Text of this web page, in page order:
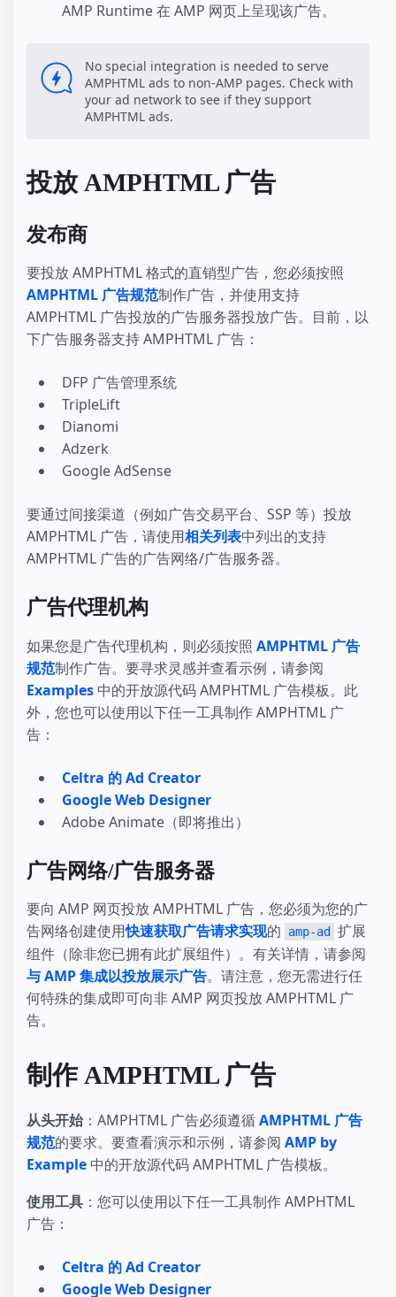
AMP Runtime 在 AMP 网页上呈现该广告。
No special integration is needed to serve
AMPHTML ads to non-AMP pages. Check with
your ad network to see if they support
AMPHTML ads.
投放 AMPHTML 广告
发布商
要投放 AMPHTML 格式的直销型广告，您必须按照
AMPHTML 广告规范制作广告，并使用支持
AMPHTML 广告投放的广告服务器投放广告。目前，以
下广告服务器支持 AMPHTML 广告：
DFP 广告管理系统
TripleLift
Dianomi
Adzerk
Google AdSense
要通过间接渠道（例如广告交易平台、SSP 等）投放
AMPHTML 广告，请使用相关列表中列出的支持
AMPHTML 广告的广告网络/广告服务器。
广告代理机构
如果您是广告代理机构，则必须按照 AMPHTML 广告
规范制作广告。要寻求灵感并查看示例，请参阅
Examples 中的开放源代码 AMPHTML 广告模板。此
外，您也可以使用以下任一工具制作 AMPHTML 广
告：
Celtra 的 Ad Creator
Google Web Designer
Adobe Animate（即将推出）
广告网络/广告服务器
要向 AMP 网页投放 AMPHTML 广告，您必须为您的广
告网络创建使用快速获取广告请求实现的 amp-ad
扩展
组件（除非您已拥有此扩展组件）。有关详情，请参阅
与 AMP 集成以投放展示广告。请注意，您无需进行任
何特殊的集成即可向非 AMP 网页投放 AMPHTML 广
告。
制作 AMPHTML 广告
从头开始：AMPHTML 广告必须遵循AMPHTML 广告
规范的要求。要查看演示和示例，请参阅 AMP by
Example 中的开放源代码 AMPHTML 广告模板。
使用工具 ：您可以使用以下任一工具制作 AMPHTML
广告：
Celtra 的 Ad Creator
Google Web Designer